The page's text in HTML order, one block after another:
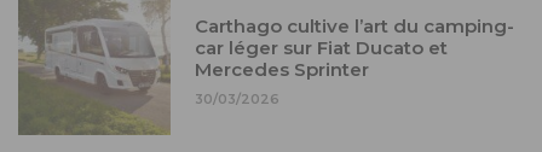
Carthago cultive l’art du camping-
car léger sur Fiat Ducato et
Mercedes Sprinter
30/03/2026